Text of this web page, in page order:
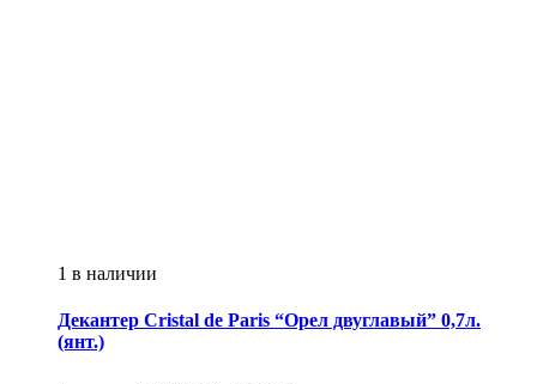
1 в наличии
Декантер Cristal de Paris “Орел двуглавый” 0,7л.
(янт.)